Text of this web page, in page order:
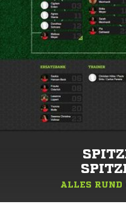
ALLES RUND